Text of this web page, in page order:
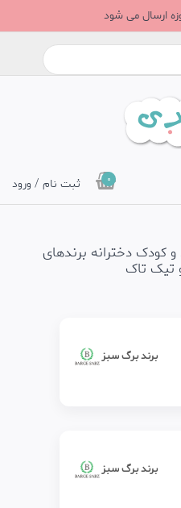
ارسال می شود
0 ثبت نام / ورود
و کودک دخترانه برندهای
تیک تاک
برند برگ سبز
برند برگ سبز